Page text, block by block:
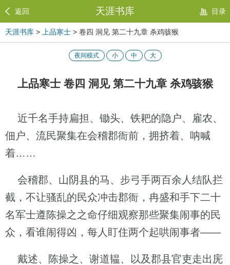
返回 天涯书库 目录
天涯书库 > 上品寒士 > 卷四 洞见 第二十九章 杀鸡骇猴
夜间模式 小 中 大
上品寒士 卷四 洞见 第二十九章 杀鸡骇猴
近千名手持扁担、锄头、铁耙的隐户、雇农、
佃户、流民聚集在会稽郡衙前，拥挤着、呐喊
着……
会稽郡、山阴县的马、步弓手两百余人结队拦
截，不让骚乱的民众冲击郡衙，冉盛和手下二十
名军士遵陈操之之命仔细观察那些聚集闹事的民
众，看谁闹得凶，每人盯住两个起哄闹事者——
戴述、陈操之、谢道韫、以及郡县官吏走出庑